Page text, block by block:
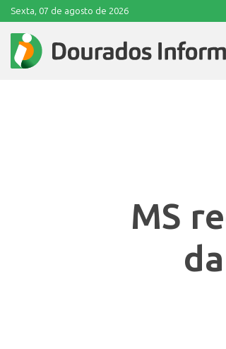
Sexta, 07 de agosto de 2026
MS